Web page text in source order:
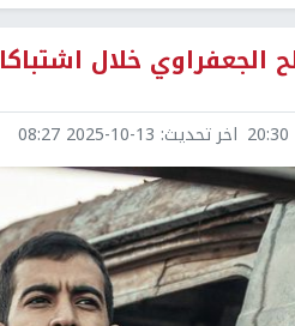
الجعفراوي خلال
اخر تحديث: 2025-10-13 08:27